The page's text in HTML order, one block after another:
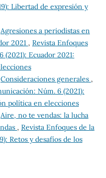
Libertad de expresión y
Agresiones a periodistas en
2021 , Revista Enfoques
Ecuador 2021:
Consideraciones generales ,
Núm. 6 (2021):
política en elecciones
Aire, no te vendas: la lucha
, Revista Enfoques de la
Retos y desafíos de los